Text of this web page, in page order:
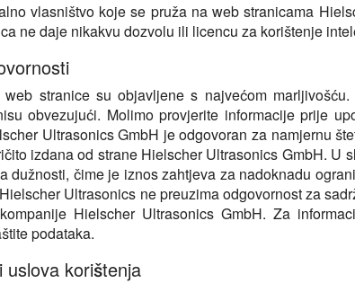
vlasništvo koje se pruža na web stranicama
ne daje nikakvu dozvolu ili licencu za korištenje
web stranice su objavljene s najvećom
obvezujući. Molimo provjerite informacije prije
Ultrasonics GmbH je odgovoran za namjernu
izdana od strane Hielscher Ultrasonics GmbH.
dužnosti, čime je iznos zahtjeva za nadoknadu
Ultrasonics ne preuzima odgovornost za
Hielscher Ultrasonics GmbH. Za
podataka.
uslova korištenja